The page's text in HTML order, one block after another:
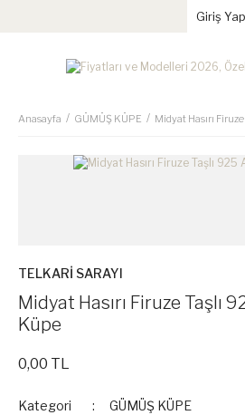
Giriş Yap
Anasayfa GÜMÜŞ KÜPE Midyat Hasırı
TELKARİ SARAYI
Midyat Hasırı Firuze Taşlı
Küpe
0,00 TL
Kategori
GÜMÜŞ KÜPE